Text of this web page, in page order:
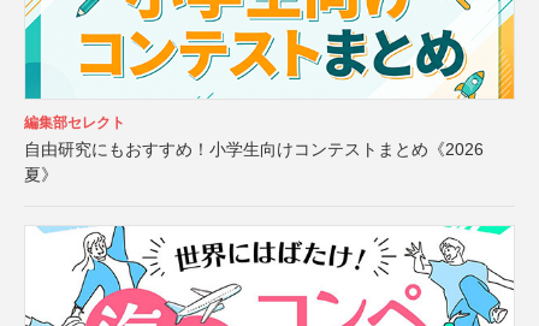
編集部セレクト
自由研究にもおすすめ！小学生向けコンテストまとめ《2026
夏》